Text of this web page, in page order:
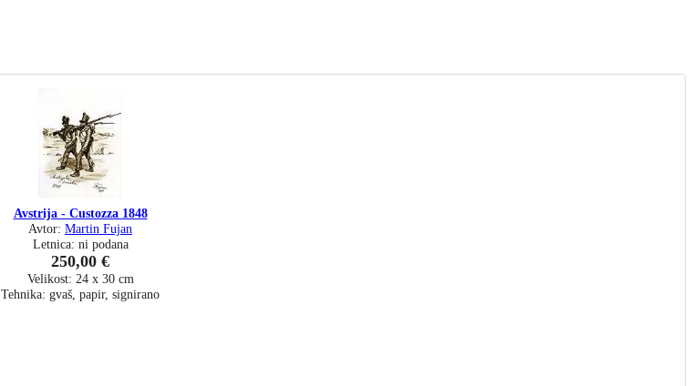
Avstrija - Custozza 1848
Avtor: Martin Fujan
Letnica: ni podana
250,00 €
Velikost: 24 x 30 cm
Tehnika: gvaš, papir, signirano